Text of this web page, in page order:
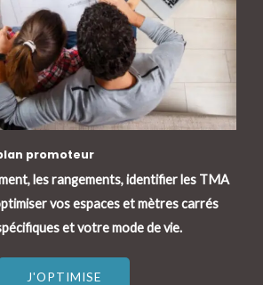
promoteur
les rangements, identifier les TMA
vos espaces et mètres carrés
et votre mode de vie.
J'OPTIMISE